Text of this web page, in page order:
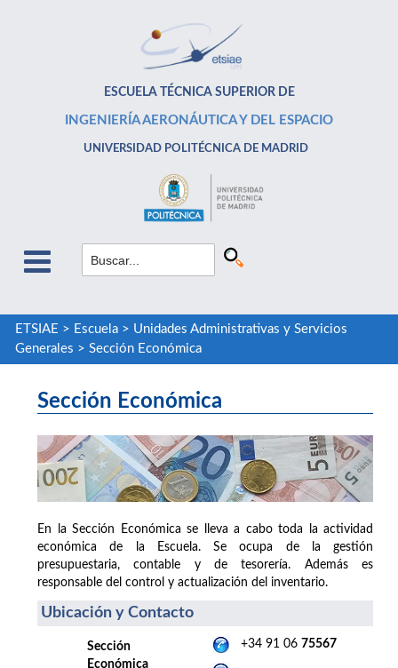
ESCUELA TÉCNICA SUPERIOR DE
INGENIERÍA AERONÁUTICA Y DEL ESPACIO
UNIVERSIDAD POLITÉCNICA DE MADRID
ETSIAE > Escuela> Unidades Administrativas y Servicios
Generales > Sección Económica
Sección Económica
En la Sección Económica se lleva a cabo toda la actividad
económica de la Escuela. Se ocupa de la gestión
presupuestaria, contable y de tesorería. Además es
responsable del control y actualización del inventario.
Ubicación y Contacto
Sección
Económica
+34 91 06 75567